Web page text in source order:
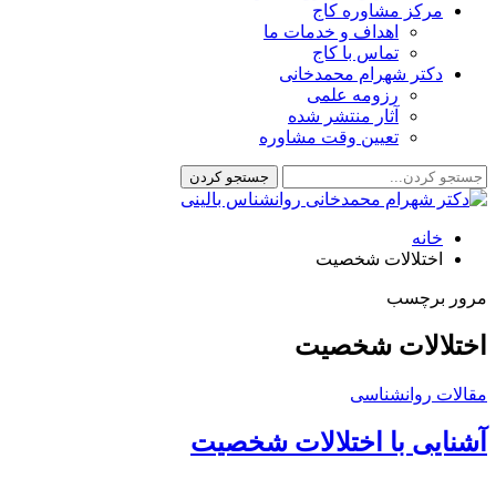
مرکز مشاوره کاج
اهداف و خدمات ما
تماس با کاج
دکتر شهرام محمدخانی
رزومه علمی
آثار منتشر شده
تعیین وقت مشاوره
خانه
اختلالات شخصیت
مرور برچسب
اختلالات شخصیت
مقالات روانشناسی
آشنایی با اختلالات شخصیت